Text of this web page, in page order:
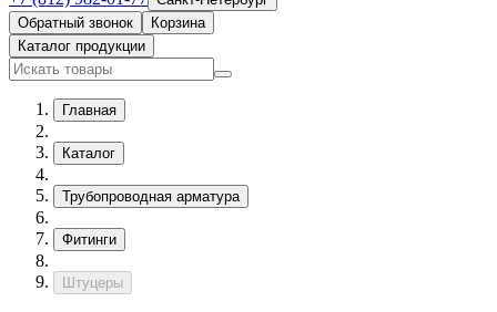
Обратный звонок
Корзина
Каталог продукции
Главная
Каталог
Трубопроводная арматура
Фитинги
Штуцеры